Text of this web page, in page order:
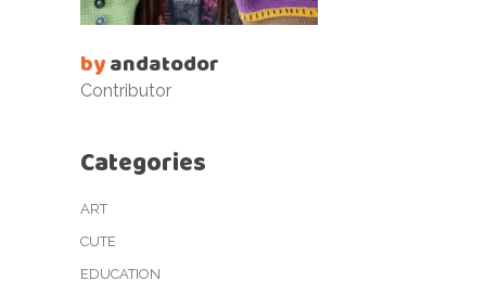
byandatodor
Contributor
Categories
ART
CUTE
EDUCATION